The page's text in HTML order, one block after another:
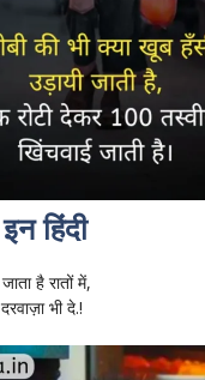
हिंदी
है रातों में,
भी दे.!